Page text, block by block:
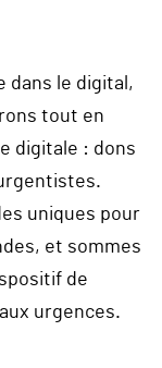
dans le digital,
tout en
digitale : dons
uniques pour
et sommes
de
urgences.